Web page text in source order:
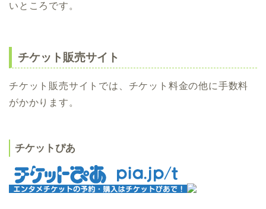
いところです。
チケット販売サイト
チケット販売サイトでは、チケット料金の他に手数料
がかかります。
チケットぴあ